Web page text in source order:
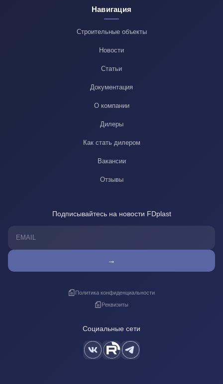
Навигация
Строительные объекты
Новости
Статьи
Документация
О компании
Дилеры
Как стать дилером
Вакансии
Отзывы
Подписывайтесь на новости FDplast
→
Политика конфиденциальности
Реквизиты
Социальные сети